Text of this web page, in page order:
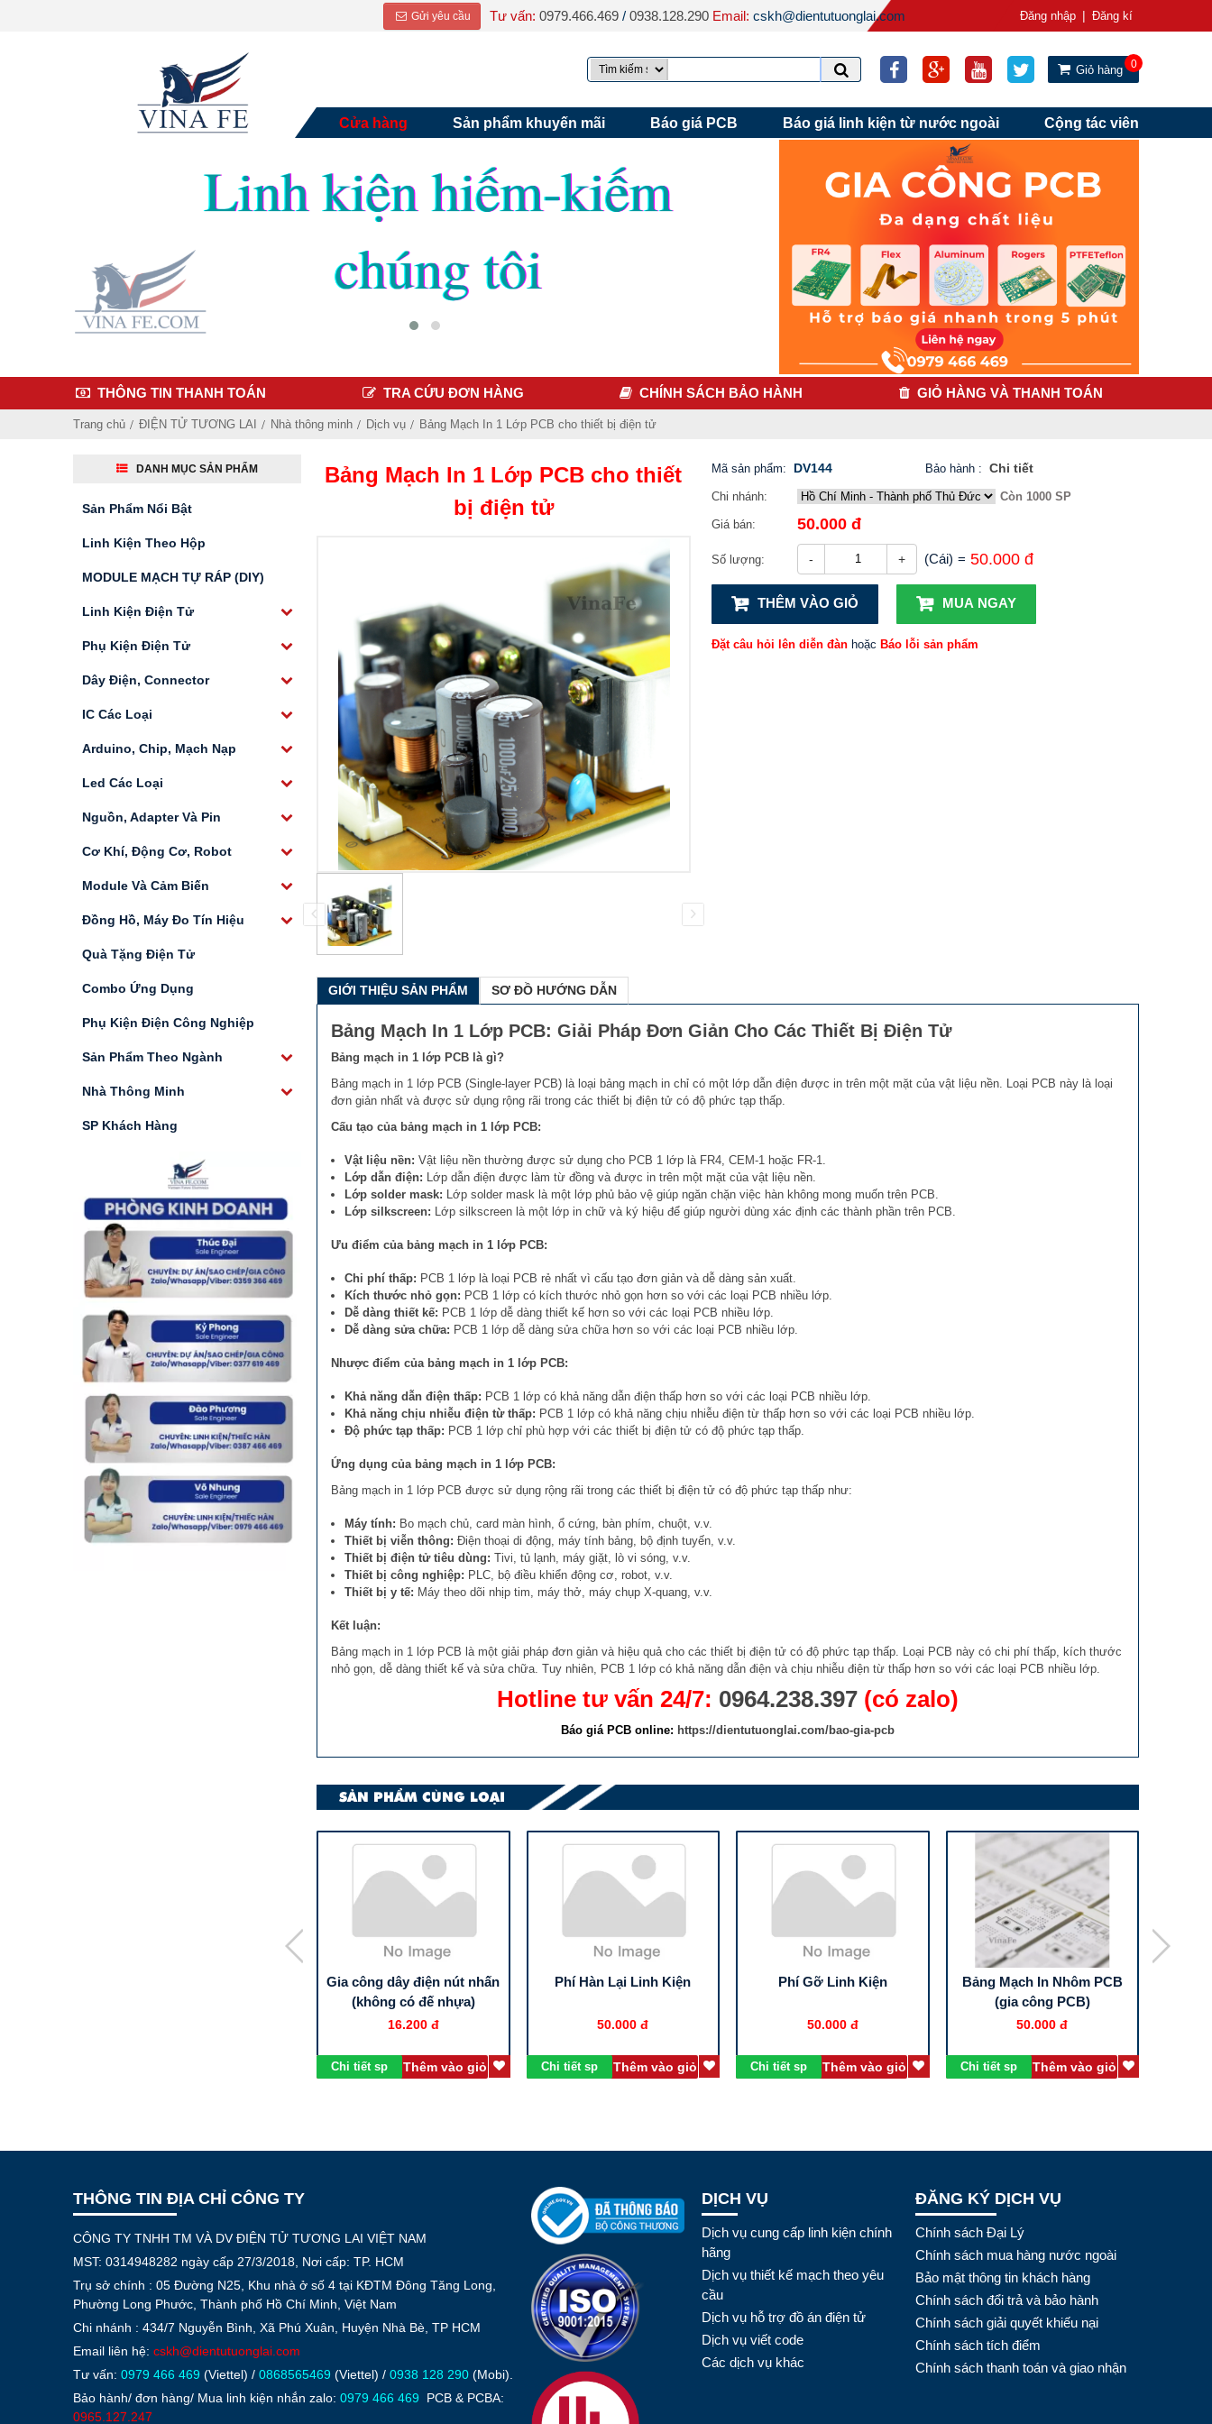
Gửi yêu cầu Tư vấn: 0979.466.469 / 0938.128.290 Email: cskh@dientutuonglai.com Đăng nhập | Đăng kí
Giỏ hàng 0
Cửa hàng Sản phẩm khuyến mãi Báo giá PCB Báo giá linh kiện từ nước ngoài Cộng tác viên
THÔNG TIN THANH TOÁN TRA CỨU ĐƠN HÀNG CHÍNH SÁCH BẢO HÀNH GIỎ HÀNG VÀ THANH TOÁN
Trang chủ ĐIỆN TỬ TƯƠNG LAI Nhà thông minh Dịch vụ Bảng Mạch In 1 Lớp PCB cho thiết bị điện tử
DANH MỤC SẢN PHẨM
Sản Phẩm Nổi Bật
Linh Kiện Theo Hộp
MODULE MẠCH TỰ RÁP (DIY)
Linh Kiện Điện Tử
Phụ Kiện Điện Tử
Dây Điện, Connector
IC Các Loại
Arduino, Chip, Mạch Nạp
Led Các Loại
Nguồn, Adapter Và Pin
Cơ Khí, Động Cơ, Robot
Module Và Cảm Biến
Đồng Hồ, Máy Đo Tín Hiệu
Quà Tặng Điện Tử
Combo Ứng Dụng
Phụ Kiện Điện Công Nghiệp
Sản Phẩm Theo Ngành
Nhà Thông Minh
SP Khách Hàng
Bảng Mạch In 1 Lớp PCB cho thiết
bị điện tử
Mã sản phẩm: DV144 Bảo hành : Chi tiết
Chi nhánh: Còn 1000 SP
Giá bán: 50.000 đ
Số lượng: - + (Cái) = 50.000 đ
THÊM VÀO GIỎ MUA NGAY
Đặt câu hỏi lên diễn đànhoặc Báo lỗi sản phẩm
GIỚI THIỆU SẢN PHẨM SƠ ĐỒ HƯỚNG DẪN
Bảng Mạch In 1 Lớp PCB: Giải Pháp Đơn Giản Cho Các Thiết Bị Điện Tử
Bảng mạch in 1 lớp PCB là gì?
Bảng mạch in 1 lớp PCB (Single-layer PCB) là loại bảng mạch in chỉ có một lớp dẫn điện được in trên một mặt của vật liệu nền. Loại PCB này là loại
đơn giản nhất và được sử dụng rộng rãi trong các thiết bị điện tử có độ phức tạp thấp.
Cấu tạo của bảng mạch in 1 lớp PCB:
Vật liệu nền: Vật liệu nền thường được sử dụng cho PCB 1 lớp là FR4, CEM-1 hoặc FR-1.
Lớp dẫn điện: Lớp dẫn điện được làm từ đồng và được in trên một mặt của vật liệu nền.
Lớp solder mask: Lớp solder mask là một lớp phủ bảo vệ giúp ngăn chặn việc hàn không mong muốn trên PCB.
Lớp silkscreen: Lớp silkscreen là một lớp in chữ và ký hiệu để giúp người dùng xác định các thành phần trên PCB.
Ưu điểm của bảng mạch in 1 lớp PCB:
Chi phí thấp: PCB 1 lớp là loại PCB rẻ nhất vì cấu tạo đơn giản và dễ dàng sản xuất.
Kích thước nhỏ gọn: PCB 1 lớp có kích thước nhỏ gọn hơn so với các loại PCB nhiều lớp.
Dễ dàng thiết kế: PCB 1 lớp dễ dàng thiết kế hơn so với các loại PCB nhiều lớp.
Dễ dàng sửa chữa: PCB 1 lớp dễ dàng sửa chữa hơn so với các loại PCB nhiều lớp.
Nhược điểm của bảng mạch in 1 lớp PCB:
Khả năng dẫn điện thấp: PCB 1 lớp có khả năng dẫn điện thấp hơn so với các loại PCB nhiều lớp.
Khả năng chịu nhiễu điện từ thấp: PCB 1 lớp có khả năng chịu nhiễu điện từ thấp hơn so với các loại PCB nhiều lớp.
Độ phức tạp thấp: PCB 1 lớp chỉ phù hợp với các thiết bị điện tử có độ phức tạp thấp.
Ứng dụng của bảng mạch in 1 lớp PCB:
Bảng mạch in 1 lớp PCB được sử dụng rộng rãi trong các thiết bị điện tử có độ phức tạp thấp như:
Máy tính: Bo mạch chủ, card màn hình, ổ cứng, bàn phím, chuột, v.v.
Thiết bị viễn thông: Điện thoại di động, máy tính bảng, bộ định tuyến, v.v.
Thiết bị điện tử tiêu dùng: Tivi, tủ lạnh, máy giặt, lò vi sóng, v.v.
Thiết bị công nghiệp: PLC, bộ điều khiển động cơ, robot, v.v.
Thiết bị y tế: Máy theo dõi nhịp tim, máy thở, máy chụp X-quang, v.v.
Kết luận:
Bảng mạch in 1 lớp PCB là một giải pháp đơn giản và hiệu quả cho các thiết bị điện tử có độ phức tạp thấp. Loại PCB này có chi phí thấp, kích thước
nhỏ gọn, dễ dàng thiết kế và sửa chữa. Tuy nhiên, PCB 1 lớp có khả năng dẫn điện và chịu nhiễu điện từ thấp hơn so với các loại PCB nhiều lớp.
Hotline tư vấn 24/7: 0964.238.397 (có zalo)
Báo giá PCB online: https://dientutuonglai.com/bao-gia-pcb
SẢN PHẨM CÙNG LOẠI
Gia công dây điện nút nhấn
(không có đế nhựa)
16.200 đ
Chi tiết sp Thêm vào giỏ
Phí Hàn Lại Linh Kiện
50.000 đ
Chi tiết sp Thêm vào giỏ
Phí Gỡ Linh Kiện
50.000 đ
Chi tiết sp Thêm vào giỏ
Bảng Mạch In Nhôm PCB
(gia công PCB)
50.000 đ
Chi tiết sp Thêm vào giỏ
THÔNG TIN ĐỊA CHỈ CÔNG TY
CÔNG TY TNHH TM VÀ DV ĐIỆN TỬ TƯƠNG LAI VIỆT NAM
MST: 0314948282 ngày cấp 27/3/2018, Nơi cấp: TP. HCM
Trụ sở chính : 05 Đường N25, Khu nhà ở số 4 tại KĐTM Đông Tăng Long,
Phường Long Phước, Thành phố Hồ Chí Minh, Việt Nam
Chi nhánh : 434/7 Nguyễn Bình, Xã Phú Xuân, Huyện Nhà Bè, TP HCM
Email liên hệ: cskh@dientutuonglai.com
Tư vấn: 0979 466 469 (Viettel) / 0868565469 (Viettel) / 0938 128 290 (Mobi).
Bảo hành/ đơn hàng/ Mua linh kiện nhắn zalo: 0979 466 469
PCB & PCBA:
0965.127.247
DỊCH VỤ
Dịch vụ cung cấp linh kiện chính
hãng
Dịch vụ thiết kế mạch theo yêu
cầu
Dịch vụ hỗ trợ đồ án điện tử
Dịch vụ viết code
Các dịch vụ khác
ĐĂNG KÝ DỊCH VỤ
Chính sách Đại Lý
Chính sách mua hàng nước ngoài
Bảo mật thông tin khách hàng
Chính sách đổi trả và bảo hành
Chính sách giải quyết khiếu nại
Chính sách tích điểm
Chính sách thanh toán và giao nhận